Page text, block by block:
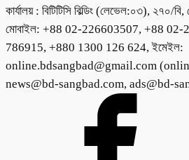
কার্যালয় : বিটিটিসি বিল্ডিং (লেভেল:০৩),
মোবাইল: +88 02-226603507, +88
786915, +880 1300 126 624, ইমেইল:
online.bdsangbad@gmail.com
news@bd-sangbad.com, ads@bd-